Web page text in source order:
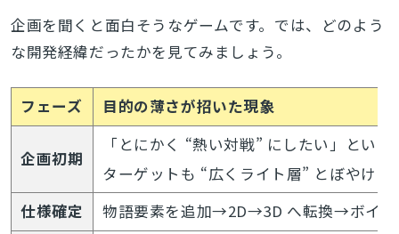
企画を聞くと面白そうなゲームです。では、どのよう
な開発経緯だったかを見てみましょう。
フェーズ 目的の薄さが招いた現象
企画初期
「とにかく “熱い対戦” にしたい」とい
ターゲットも “広くライト層” とぼやけて
仕様確定
物語要素を追加→2D→3D へ転換→ボイ